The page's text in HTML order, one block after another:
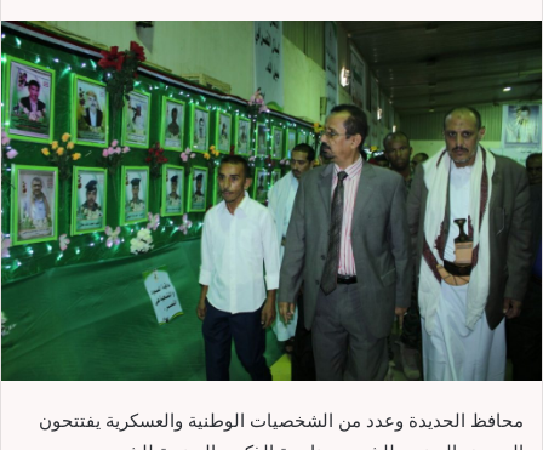
محافظ الحديدة وعدد من الشخصيات الوطنية والعسكرية يفتتحون